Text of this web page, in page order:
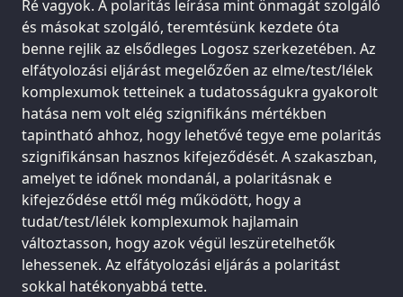
Ré vagyok. A polaritás leírása mint önmagát szolgáló
és másokat szolgáló, teremtésünk kezdete óta
benne rejlik az elsődleges Logosz szerkezetében. Az
elfátyolozási eljárást megelőzően az elme/test/lélek
komplexumok tetteinek a tudatosságukra gyakorolt
hatása nem volt elég szignifikáns mértékben
tapintható ahhoz, hogy lehetővé tegye eme polaritás
szignifikánsan hasznos kifejeződését. A szakaszban,
amelyet te időnek mondanál, a polaritásnak e
kifejeződése ettől még működött, hogy a
tudat/test/lélek komplexumok hajlamain
változtasson, hogy azok végül leszüretelhetők
lehessenek. Az elfátyolozási eljárás a polaritást
sokkal hatékonyabbá tette.